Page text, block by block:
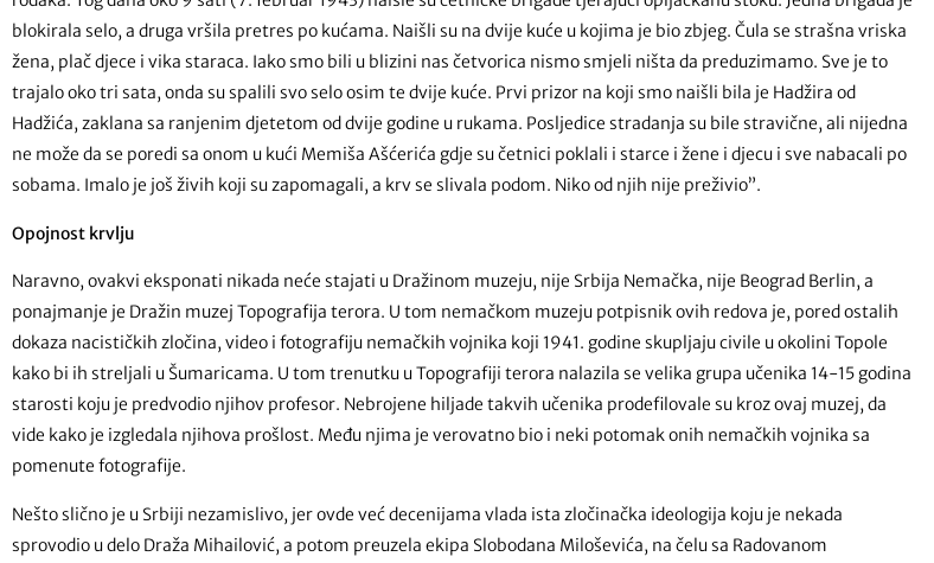
blokirala selo, a druga vršila pretres po kućama. Naišli su na dvije kuće u kojima je bio zbjeg. Čula se strašna vriska
žena, plač djece i vika staraca. Iako smo bili u blizini nas četvorica nismo smjeli ništa da preduzimamo. Sve je to
trajalo oko tri sata, onda su spalili svo selo osim te dvije kuće. Prvi prizor na koji smo naišli bila je Hadžira od
Hadžića, zaklana sa ranjenim djetetom od dvije godine u rukama. Posljedice stradanja su bile stravične, ali nijedna
ne može da se poredi sa onom u kući Memiša Ašćerića gdje su četnici poklali i starce i žene i djecu i sve nabacali po
sobama. Imalo je još živih koji su zapomagali, a krv se slivala podom. Niko od njih nije preživio”.
Opojnost krvlju
Naravno, ovakvi eksponati nikada neće stajati u Dražinom muzeju, nije Srbija Nemačka, nije Beograd Berlin, a
ponajmanje je Dražin muzej Topografija terora. U tom nemačkom muzeju potpisnik ovih redova je, pored ostalih
dokaza nacističkih zločina, video i fotografiju nemačkih vojnika koji 1941. godine skupljaju civile u okolini Topole
kako bi ih streljali u Šumaricama. U tom trenutku u Topografiji terora nalazila se velika grupa učenika 14-15 godina
starosti koju je predvodio njihov profesor. Nebrojene hiljade takvih učenika prodefilovale su kroz ovaj muzej, da
vide kako je izgledala njihova prošlost. Među njima je verovatno bio i neki potomak onih nemačkih vojnika sa
pomenute fotografije.
Nešto slično je u Srbiji nezamislivo, jer ovde već decenijama vlada ista zločinačka ideologija koju je nekada
sprovodio u delo Draža Mihailović, a potom preuzela ekipa Slobodana Miloševića, na čelu sa Radovanom